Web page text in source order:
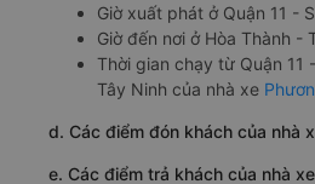
Giờ xuất phát ở Quận 11 -
Giờ đến nơi ở Hòa Thành -
Thời gian chạy từ Quận 11
Tây Ninh của nhà xe
d. Các điểm đón khách của nhà
e. Các điểm trả khách của nhà